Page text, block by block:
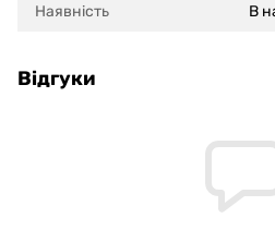
Наявність В
Відгуки